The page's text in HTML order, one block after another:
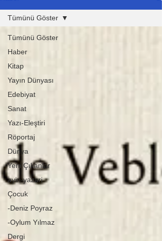
Tümünü Göster
Haber
Kitap
Yayın Dünyası
Edebiyat
Sanat
Yazı-Eleştiri
Röportaj
Dünya
Yeni Çıkanlar
ayin-yazari
Çocuk
-Deniz Poyraz
-Oylum Yılmaz
Dergi
Tümünü Göster